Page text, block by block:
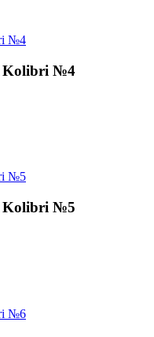
Kolibri №4
Kolibri №5